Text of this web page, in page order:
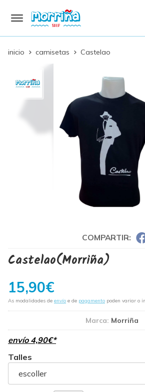
inicio camisetas Castelao
COMPARTIR:
Castelao(Morriña)
15,90€
As modalidades de envío e de pagamento poden variar o
Marca: Morriña
envío 4,90€*
Talles